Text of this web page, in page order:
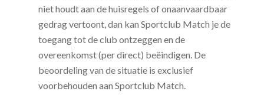
niet houdt aan de huisregels of onaanvaardbaar
gedrag vertoont, dan kan Sportclub Match je de
toegang tot de club ontzeggen en de
overeenkomst (per direct) beëindigen. De
beoordeling van de situatie is exclusief
voorbehouden aan Sportclub Match.